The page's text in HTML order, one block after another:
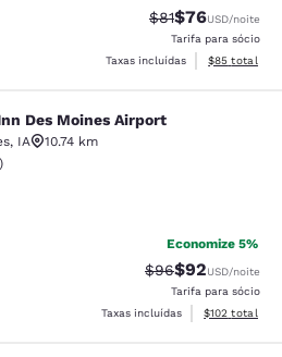
Tarifa anterior
$81Tarifa com
$76USD/noite
Tarifa para sócio
Taxas incluídas
Exibir
$85 total
Moines Airport
Des Moines Airport
, IA
10.74 km
2.9 estrelas. Razoável. 135 avaliações
)
Economize 5%
Tarifa anterior
$96Tarifa com
$92USD/noite
Tarifa para sócio
Taxas incluídas
Exibir
$102 total